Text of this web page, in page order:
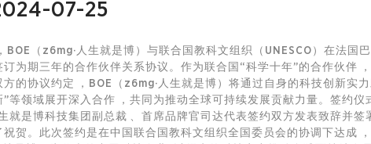
2024-07-25
（z6mg·人生就是博）与联合国教科文组织（UNESCO）在法
为期三年的合作伙伴关系协议。作为联合国“科学十年”的合作伙伴
的协议约定，BOE（z6mg·人生就是博）将通过自身的科技创新实
等领域展开深入合作，共同为推动全球可持续发展贡献力量。签约
博科技集团副总裁、首席品牌官司达代表签约双方发表致辞并
贺。此次签约是在中国联合国教科文组织全国委员会的协调下达成